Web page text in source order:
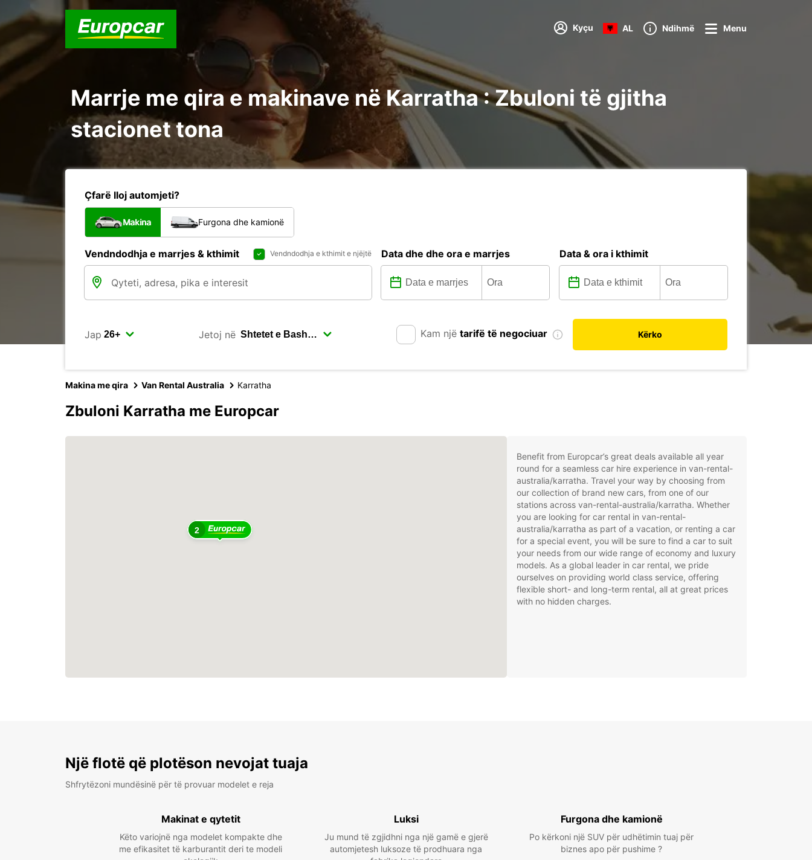
Kyçu AL Ndihmë Menu
Marrje me qira e makinave në Karratha : Zbuloni të gjitha
stacionet tona
Çfarë lloj automjeti?
Makina Furgona dhe kamionë
Vendndodhja e marrjes & kthimit Vendndodhja e kthimit e njëjtë Data dhe dhe ora e marrjes Data & ora i kthimit
Jap Jetoj në Kam një tarifë të negociuar Kërko
Makina me qira Van Rental Australia Karratha
Zbuloni Karratha me Europcar
2
Benefit from Europcar’s great deals available all year
round for a seamless car hire experience in van-rental-
australia/karratha. Travel your way by choosing from
our collection of brand new cars, from one of our
stations across van-rental-australia/karratha. Whether
you are looking for car rental in van-rental-
australia/karratha as part of a vacation, or renting a car
for a special event, you will be sure to find a car to suit
your needs from our wide range of economy and luxury
models. As a global leader in car rental, we pride
ourselves on providing world class service, offering
flexible short- and long-term rental, all at great prices
with no hidden charges.
Një flotë që plotëson nevojat tuaja
Shfrytëzoni mundësinë për të provuar modelet e reja
Makinat e qytetit
Këto variojnë nga modelet kompakte dhe
me efikasitet të karburantit deri te modeli
Luksi
Ju mund të zgjidhni nga një gamë e gjerë
automjetesh luksoze të prodhuara nga
Furgona dhe kamionë
Po kërkoni një SUV për udhëtimin tuaj për
biznes apo për pushime ?